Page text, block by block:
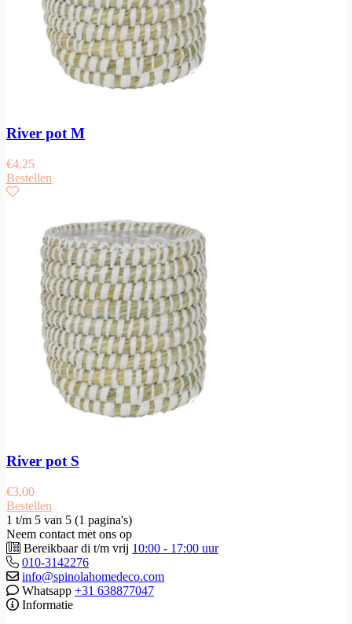
River pot M
€4,25
Bestellen
River pot S
€3,00
Bestellen
1 t/m 5 van 5 (1 pagina's)
Neem contact met ons op
Bereikbaar di t/m vrij 10:00 - 17:00 uur
010-3142276
info@spinolahomedeco.com
Whatsapp +31 638877047
Informatie